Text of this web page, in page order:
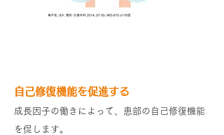
自己修復機能を促進する
成長因子の働きによって、患部の自己修復機能
を促します。